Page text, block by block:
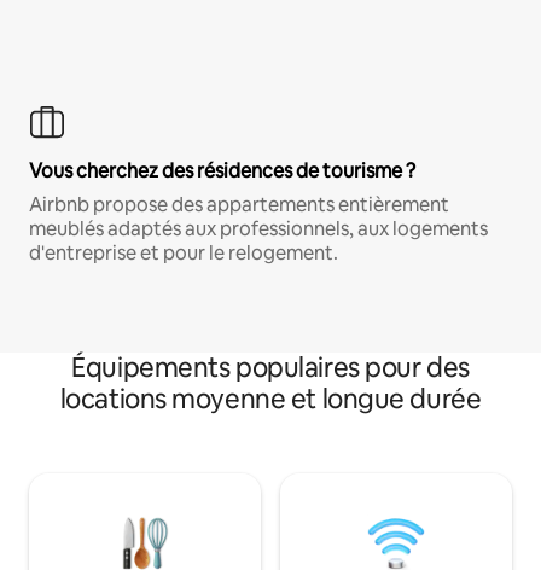
Vous cherchez des résidences de tourisme ?
Airbnb propose des appartements entièrement
meublés adaptés aux professionnels, aux logements
d'entreprise et pour le relogement.
Équipements populaires pour des
locations moyenne et longue durée